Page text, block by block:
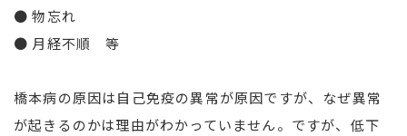
● 物忘れ
● 月経不順 等
橋本病の原因は自己免疫の異常が原因ですが、なぜ異常
が起きるのかは理由がわかっていません。ですが、低下